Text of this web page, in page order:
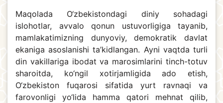
Maqolada O‘zbekistondagi diniy sohadagi
islohotlar, avvalo qonun ustuvorligiga tayanib,
mamlakatimizning dunyoviy, demokratik davlat
ekaniga asoslanishi ta’kidlangan. Ayni vaqtda turli
din vakillariga ibodat va marosimlarini tinch-totuv
sharoitda, ko‘ngil xotirjamligida ado etish,
O‘zbekiston fuqarosi sifatida yurt ravnaqi va
farovonligi yo‘lida hamma qatori mehnat qilib,